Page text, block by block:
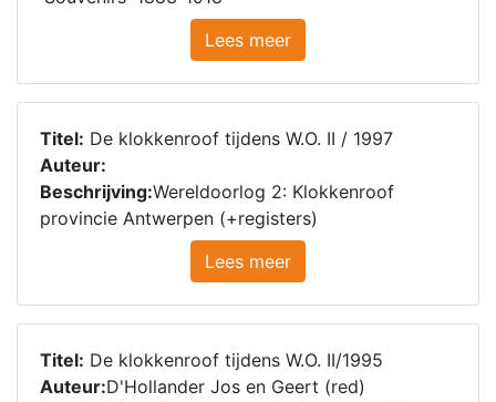
Lees meer
Titel: De klokkenroof tijdens W.O. II / 1997
Auteur:
Beschrijving:Wereldoorlog 2: Klokkenroof
provincie Antwerpen (+registers)
Lees meer
Titel: De klokkenroof tijdens W.O. II/1995
Auteur:D'Hollander Jos en Geert (red)